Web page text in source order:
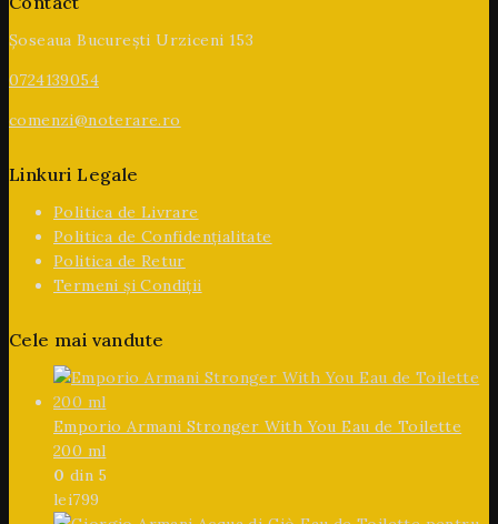
Șoseaua București Urziceni 153
0724139054
comenzi@noterare.ro
Linkuri Legale
Politica de Livrare
Politica de Confidențialitate
Politica de Retur
Termeni și Condiții
Cele mai vandute
Emporio Armani Stronger With You Eau de Toilette
200 ml
0 din 5
lei799